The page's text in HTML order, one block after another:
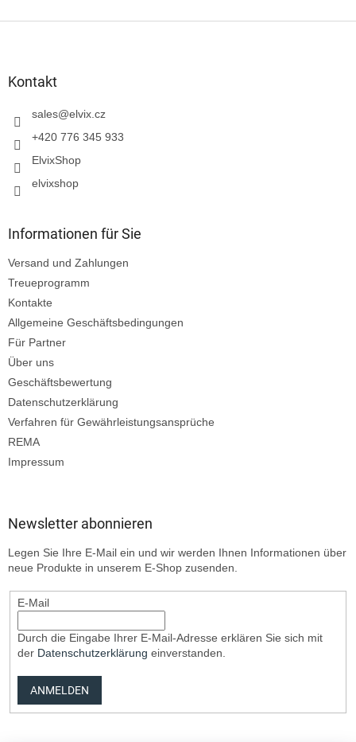
Kontakt
sales@elvix.cz
+420 776 345 933
ElvixShop
elvixshop
Informationen für Sie
Versand und Zahlungen
Treueprogramm
Kontakte
Allgemeine Geschäftsbedingungen
Für Partner
Über uns
Geschäftsbewertung
Datenschutzerklärung
Verfahren für Gewährleistungsansprüche
REMA
Impressum
Newsletter abonnieren
Legen Sie Ihre E-Mail ein und wir werden Ihnen Informationen über
neue Produkte in unserem E-Shop zusenden.
E-Mail
Durch die Eingabe Ihrer E-Mail-Adresse erklären Sie sich mit
der Datenschutzerklärung einverstanden.
ANMELDEN